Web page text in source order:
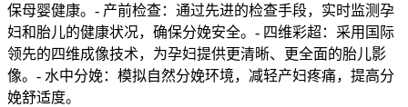
保母婴健康。- 产前检查：通过先进的检查手段，实时监测孕
妇和胎儿的健康状况，确保分娩安全。- 四维彩超：采用国际
领先的四维成像技术，为孕妇提供更清晰、更全面的胎儿影
像。- 水中分娩：模拟自然分娩环境，减轻产妇疼痛，提高分
娩舒适度。